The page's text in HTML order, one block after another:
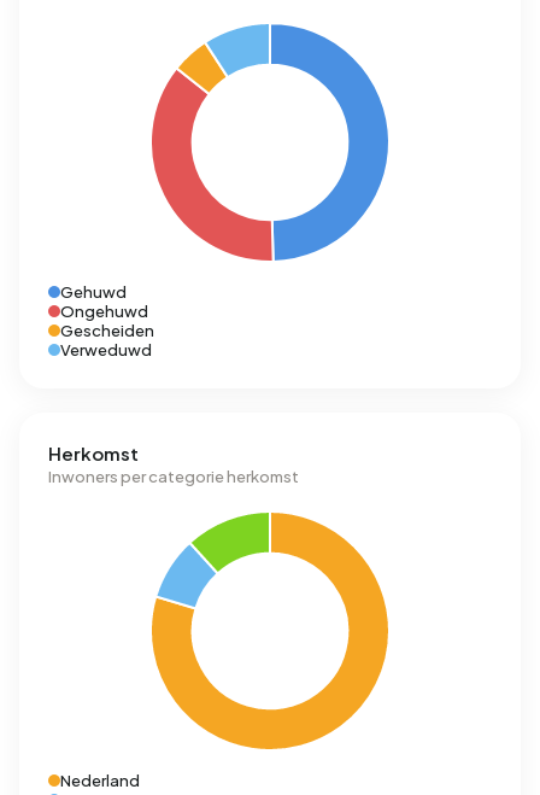
Gehuwd
Ongehuwd
Gescheiden
Verweduwd
Herkomst
Inwoners per categorie herkomst
Nederland